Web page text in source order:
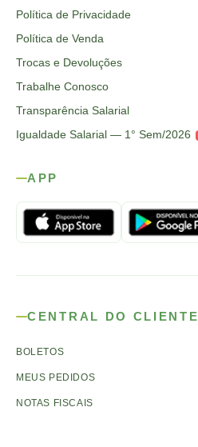
Política de Privacidade
Política de Venda
Trocas e Devoluções
Trabalhe Conosco
Transparência Salarial
Igualdade Salarial — 1° Sem/2026
APP
CENTRAL DO CLIENTE
BOLETOS
MEUS PEDIDOS
NOTAS FISCAIS